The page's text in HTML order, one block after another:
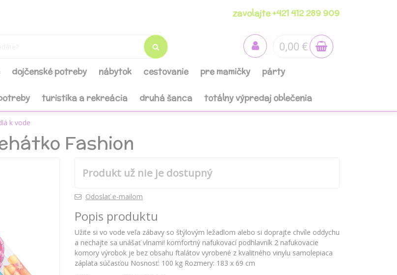
zavolajte +421 412 289 909
0,00 €
dojčenské potreby nábytok cestovanie pre mamičky párty
turistika a rekreácia druhá šanca totálny výpredaj oblečenia
k vode
Fashion
Produkt už nie je dostupný
Odoslať e-mailom
Popis produktu
Užite si vo vode veľa zábavy so štýlovým ležadlom alebo si doprajte chvíle oddychu
a nechajte sa unášať vlnami! komfortný nafukovací podhlavník 2 nafukovacie
komory výrobok je bez obsahu ftalátov vyrobené z kvalitného vinylu samolepiaca
záplata súčasťou Nosnosť: 100 kg Rozmery: 183 x 69 cm